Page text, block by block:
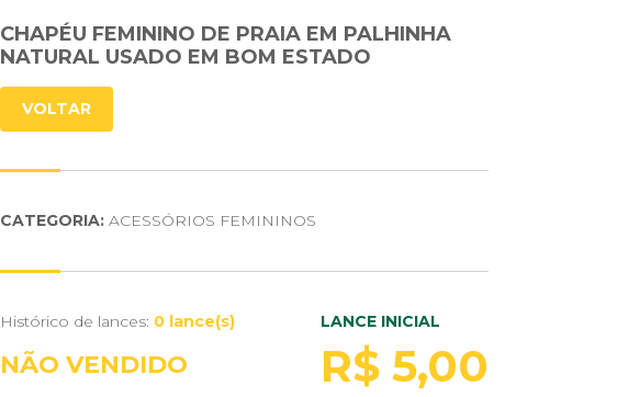
CHAPÉU FEMININO DE PRAIA EM PALHINHA
NATURAL USADO EM BOM ESTADO
VOLTAR
CATEGORIA: ACESSÓRIOS FEMININOS
Histórico de lances: 0 lance(s)
NÃO VENDIDO
LANCE INICIAL
R$ 5,00